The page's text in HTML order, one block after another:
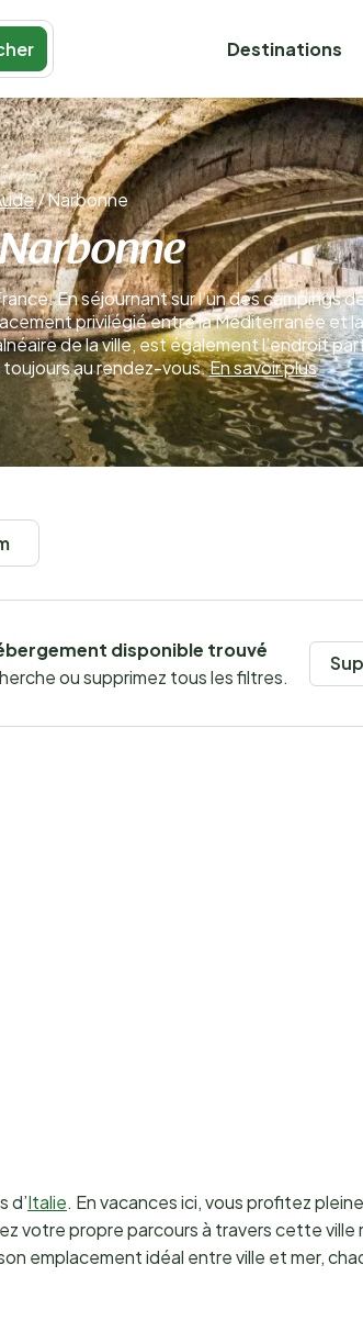
Destinations
/Narbonne
En séjournant sur l’un des campings
privilégié entre la Méditerranée et
de la ville, est également l’endroit
au rendez-vous.En savoir plus
disponible trouvé
ou supprimez tous les filtres.
d’Italie. En vacances ici, vous profitez
votre propre parcours à travers cette ville
emplacement idéal entre ville et mer,